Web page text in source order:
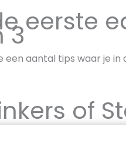
eerste
3
een aantal tips waar je in
of
schrijven? Of de
om zeker te